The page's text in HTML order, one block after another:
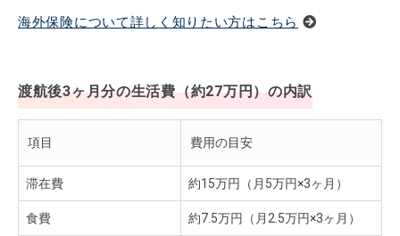
海外保険について詳しく知りたい方はこちら
渡航後3ヶ月分の生活費（約27万円）の内訳
項目 費用の目安
滞在費 約15万円（月5万円×3ヶ月）
食費 約7.5万円（月2.5万円×3ヶ月）